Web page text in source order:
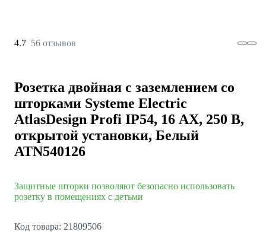
4.7 56 отзывов
Розетка двойная с заземлением со
шторками Systeme Electric
AtlasDesign Profi IP54, 16 АХ, 250 В,
открытой установки, Белый
ATN540126
Защитные шторки позволяют безопасно использовать
розетку в помещениях с детьми
Код товара: 21809506